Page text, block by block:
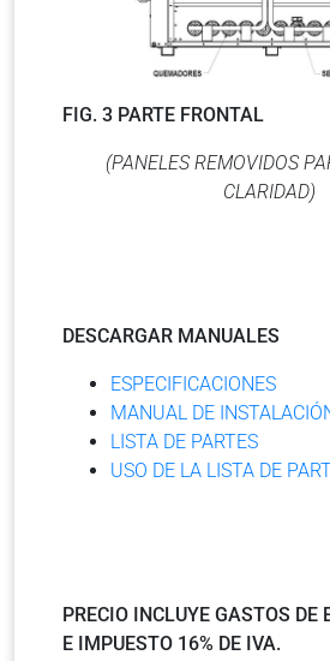
FIG. 3 PARTE FRONTAL
(PANELES REMOVIDOS
CLARIDAD)
DESCARGAR MANUALES
ESPECIFICACIONES
MANUAL DE
LISTA DE PARTES
USO DE LA LISTA DE
PRECIO INCLUYE GASTOS DE
E IMPUESTO 16% DE IVA.